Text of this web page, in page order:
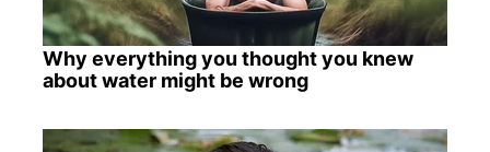
Why everything you thought you knew
about water might be wrong